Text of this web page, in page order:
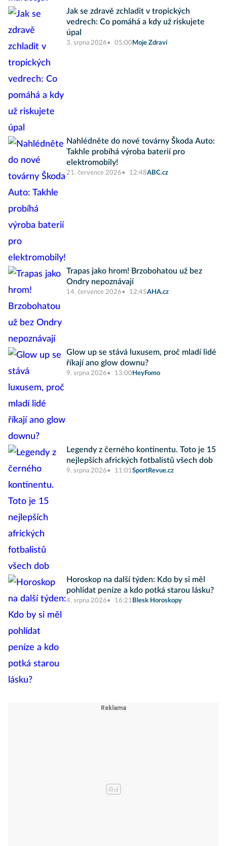
Jak se zdravě zchladit v tropických
vedrech: Co pomáhá a kdy už riskujete
úpal
3. srpna 2026 05:00 Moje Zdraví
Nahlédněte do nové továrny Škoda Auto:
Takhle probíhá výroba baterií pro
elektromobily!
21. července 2026 12:48ABC.cz
Trapas jako hrom! Brzobohatou už bez
Ondry nepoznávají
14. července 2026 12:45AHA.cz
Glow up se stává luxusem, proč mladí lidé
říkají ano glow downu?
9. srpna 2026 13:00 HeyFomo
Legendy z černého kontinentu. Toto je 15
nejlepších afrických fotbalistů všech dob
9. srpna 2026 11:01SportRevue.cz
Horoskop na další týden: Kdo by si měl
pohlídat peníze a kdo potká starou lásku?
4. srpna 2026 16:21 Blesk Horoskopy